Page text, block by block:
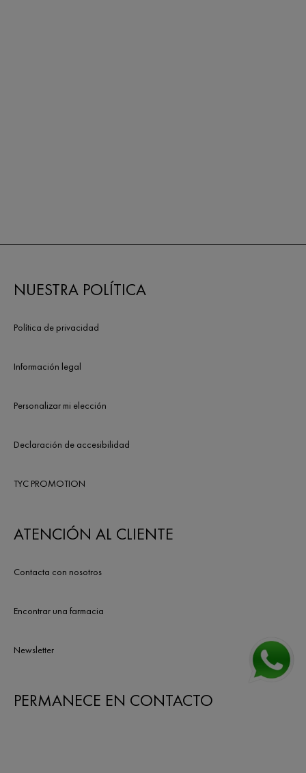
NUESTRA POLÍTICA
Política de privacidad
Información legal
Personalizar mi elección
Declaración de accesibilidad
TYC PROMOTION
ATENCIÓN AL CLIENTE
Contacta con nosotros
Encontrar una farmacia
Newsletter
PERMANECE EN CONTACTO